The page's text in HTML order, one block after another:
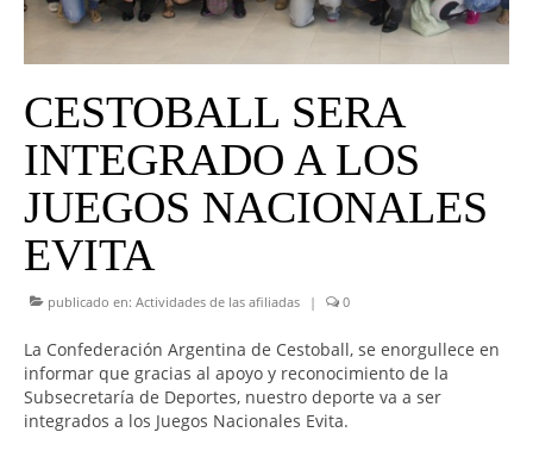
CAD FEDERAL
CESTOBALL SERA
INTEGRADO A LOS
JUEGOS NACIONALES
EVITA
publicado en: Actividades de las afiliadas | 0
La Confederación Argentina de Cestoball, se enorgullece en
informar que gracias al apoyo y reconocimiento de la
Subsecretaría de Deportes, nuestro deporte va a ser
integrados a los Juegos Nacionales Evita.